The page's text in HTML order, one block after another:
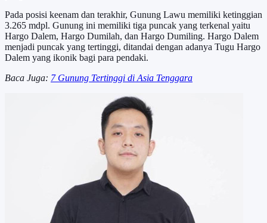
Pada posisi keenam dan terakhir, Gunung Lawu memiliki ketinggian
3.265 mdpl. Gunung ini memiliki tiga puncak yang terkenal yaitu
Hargo Dalem, Hargo Dumilah, dan Hargo Dumiling. Hargo Dalem
menjadi puncak yang tertinggi, ditandai dengan adanya Tugu Hargo
Dalem yang ikonik bagi para pendaki.
Baca Juga: 7 Gunung Tertinggi di Asia Tenggara